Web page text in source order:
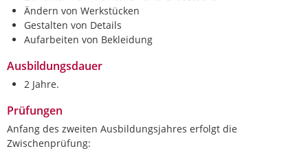
Ändern von Werkstücken
Gestalten von Details
Aufarbeiten von Bekleidung
Ausbildungsdauer
2 Jahre.
Prüfungen
Anfang des zweiten Ausbildungsjahres erfolgt die
Zwischenprüfung: